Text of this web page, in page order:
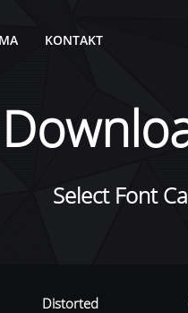
KONTAKT
Select Font
Distorted